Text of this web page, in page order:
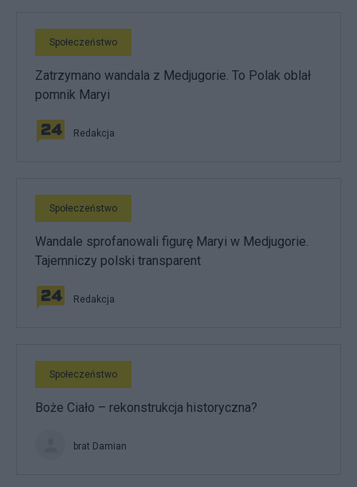
Społeczeństwo
Zatrzymano wandala z Medjugorie. To Polak oblał
pomnik Maryi
Redakcja
Społeczeństwo
Wandale sprofanowali figurę Maryi w Medjugorie.
Tajemniczy polski transparent
Redakcja
Społeczeństwo
Boże Ciało – rekonstrukcja historyczna?
brat Damian